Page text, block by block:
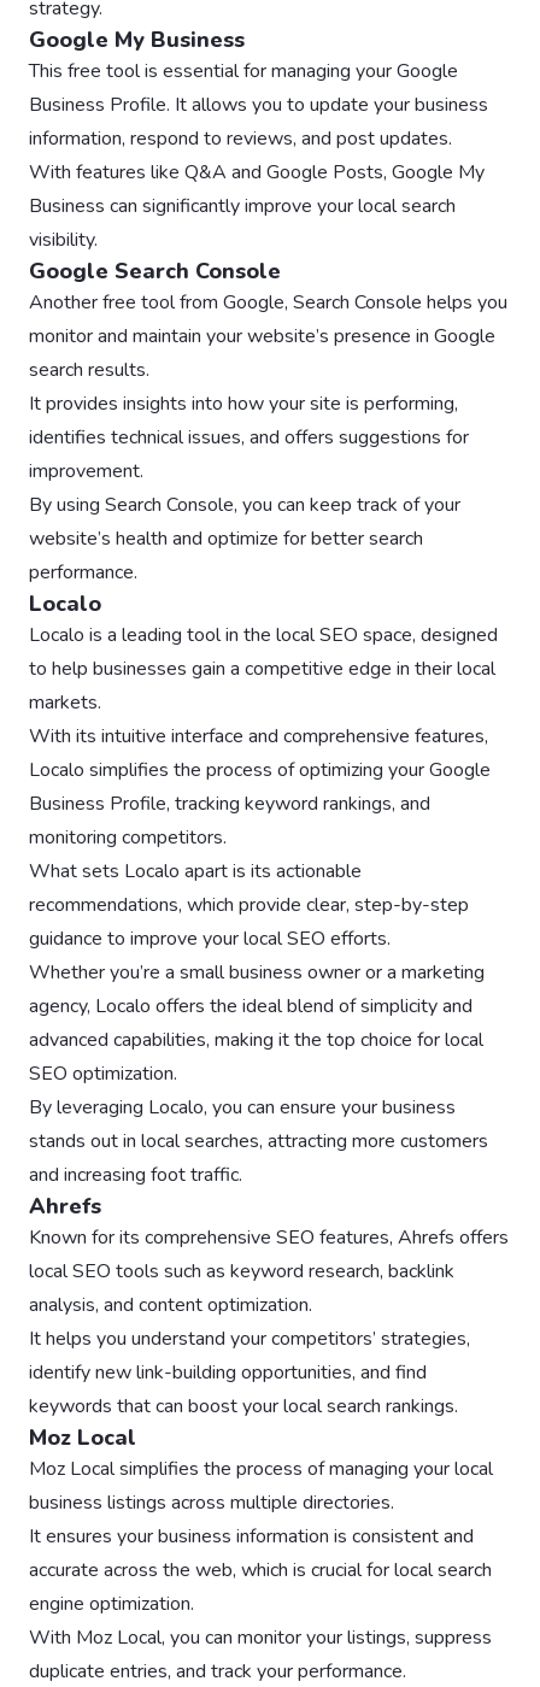
strategy.
Google My Business
This free tool is essential for managing your Google
Business Profile. It allows you to update your business
information, respond to reviews, and post updates.
With features like Q&A and Google Posts, Google My
Business can significantly improve your local search
visibility.
Google Search Console
Another free tool from Google, Search Console helps you
monitor and maintain your website’s presence in Google
search results.
It provides insights into how your site is performing,
identifies technical issues, and offers suggestions for
improvement.
By using Search Console, you can keep track of your
website’s health and optimize for better search
performance.
Localo
Localo is a leading tool in the local SEO space, designed
to help businesses gain a competitive edge in their local
markets.
With its intuitive interface and comprehensive features,
Localo simplifies the process of optimizing your Google
Business Profile, tracking keyword rankings, and
monitoring competitors.
What sets Localo apart is its actionable
recommendations, which provide clear, step-by-step
guidance to improve your local SEO efforts.
Whether you’re a small business owner or a marketing
agency, Localo offers the ideal blend of simplicity and
advanced capabilities, making it the top choice for local
SEO optimization.
By leveraging Localo, you can ensure your business
stands out in local searches, attracting more customers
and increasing foot traffic.
Ahrefs
Known for its comprehensive SEO features, Ahrefs offers
local SEO tools such as keyword research, backlink
analysis, and content optimization.
It helps you understand your competitors’ strategies,
identify new link-building opportunities, and find
keywords that can boost your local search rankings.
Moz Local
Moz Local simplifies the process of managing your local
business listings across multiple directories.
It ensures your business information is consistent and
accurate across the web, which is crucial for local search
engine optimization.
With Moz Local, you can monitor your listings, suppress
duplicate entries, and track your performance.